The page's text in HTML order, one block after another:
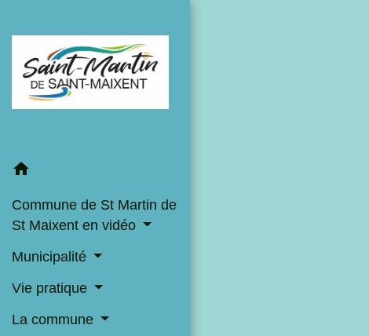
home
Commune de St Martin de
St Maixent en vidéo
Municipalité
Vie pratique
La commune